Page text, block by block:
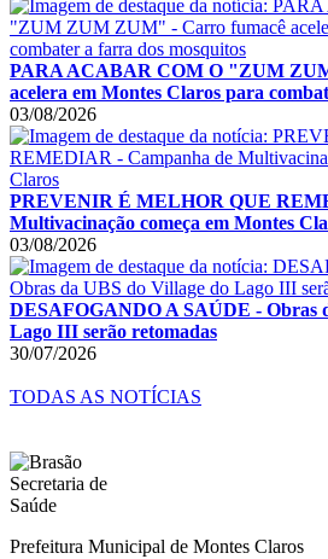
PARA ACABAR COM O "ZUM
acelera em Montes Claros para
03/08/2026
PREVENIR É MELHOR QUE
Multivacinação começa em Montes
03/08/2026
DESAFOGANDO A SAÚDE - Obras
Lago III serão retomadas
30/07/2026
TODAS AS NOTÍCIAS
Prefeitura Municipal de Montes Claros